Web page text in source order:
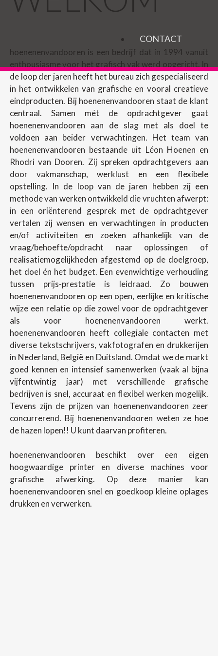
CONTACT
hoenenenvandooren is een bedrijf dat in 1994 vanuit
enthousiasme voor het grafisch vak werd opgericht. In
de loop der jaren heeft het bureau zich gespecialiseerd
in het ontwikkelen van grafische en vooral creatieve
eindproducten. Bij hoenenenvandooren staat de klant
centraal. Samen mét de opdrachtgever gaat
hoenenenvandooren aan de slag met als doel te
voldoen aan beider verwachtingen. Het team van
hoenenenvandooren bestaande uit Léon Hoenen en
Rhodri van Dooren. Zij spreken opdrachtgevers aan
door vakmanschap, werklust en een flexibele
opstelling. In de loop van de jaren hebben zij een
methode van werken ontwikkeld die vruchten afwerpt:
in een oriënterend gesprek met de opdrachtgever
vertalen zij wensen en verwachtingen in producten
en/of activiteiten en zoeken afhankelijk van de
vraag/behoefte/opdracht naar oplossingen of
realisatiemogelijkheden afgestemd op de doelgroep,
het doel én het budget. Een evenwichtige verhouding
tussen prijs-prestatie is leidraad. Zo bouwen
hoenenenvandooren op een open, eerlijke en kritische
wijze een relatie op die zowel voor de opdrachtgever
als voor hoenenenvandooren werkt.
hoenenenvandooren heeft collegiale contacten met
diverse tekstschrijvers, vakfotografen en drukkerijen
in Nederland, België en Duitsland. Omdat we de markt
goed kennen en intensief samenwerken (vaak al bijna
vijfentwintig jaar) met verschillende grafische
bedrijven is snel, accuraat en flexibel werken mogelijk.
Tevens zijn de prijzen van hoenenenvandooren zeer
concurrerend. Bij hoenenenvandooren weten ze hoe
de hazen lopen!! U kunt daarvan profiteren.
hoenenenvandooren beschikt over een eigen
hoogwaardige printer en diverse machines voor
grafische afwerking. Op deze manier kan
hoenenenvandooren snel en goedkoop kleine oplages
drukken en verwerken.